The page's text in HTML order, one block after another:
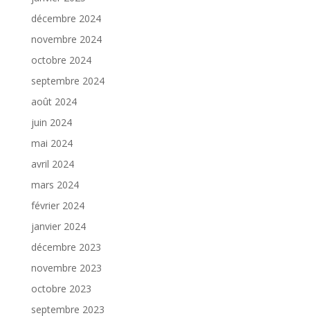
décembre 2024
novembre 2024
octobre 2024
septembre 2024
août 2024
juin 2024
mai 2024
avril 2024
mars 2024
février 2024
janvier 2024
décembre 2023
novembre 2023
octobre 2023
septembre 2023